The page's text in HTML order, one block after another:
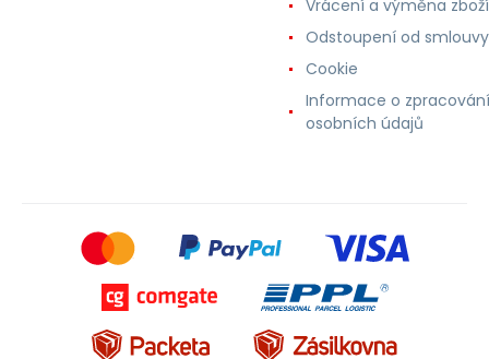
Vrácení a výměna zboží
Odstoupení od smlouvy
Cookie
Informace o zpracování
osobních údajů